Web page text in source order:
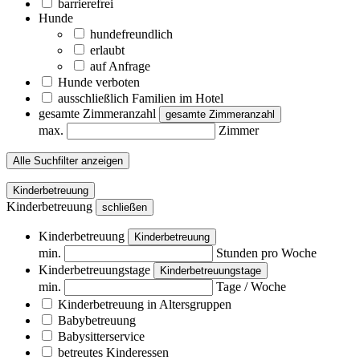
barrierefrei
Hunde
hundefreundlich
erlaubt
auf Anfrage
Hunde verboten
ausschließlich Familien im Hotel
gesamte Zimmeranzahl
gesamte Zimmeranzahl
max. Zimmer
Alle Suchfilter anzeigen
Kinderbetreuung
Kinderbetreuung schließen
Kinderbetreuung Kinderbetreuung
min.
Stunden pro Woche
Kinderbetreuungstage
Kinderbetreuungstage
min.
Tage / Woche
Kinderbetreuung in Altersgruppen
Babybetreuung
Babysitterservice
betreutes Kinderessen